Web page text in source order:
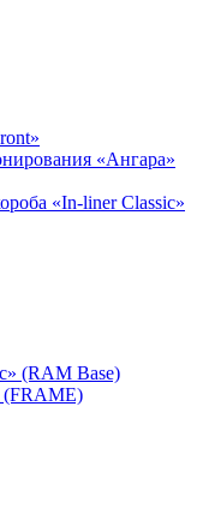
«Ангара»
«In-liner Classic»
(RAM Base)